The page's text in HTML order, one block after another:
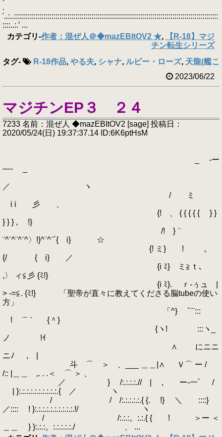
.
'..:..:::::::::::::::::::::::::::::::::::::::::::::::::::::::::::::::::::::::::::::::::::::::::::::::::::::::
::::..:.′ ...
カテゴリ-作者：混ぜ人＠◆mazEBItOV2 ★,
【R-18】マジ
チン転生シリーズ
タグ- R-18作品, やる夫, シャナ, ルビー・ローズ, 天龍(艦こ
2023/06/22
マジチンEP３ ２４
7233 名前：混ぜ人 ◆mazEBItOV2 [sage] 投稿日：
2020/05/24(日) 19:37:37.14 ID:6K6ptHsM
_ -ー
―- _
／ ヽ
/ ミ
i i 彡 、
{! 、 { { { { { } }
} } } , !}
/! }｀
¨^¨^¨^¨^〉!}^¨^¨´{ i} ☆
{! ミ} ! 。
{/ { i} ／
{i ﾐ} ミ≧ｔ､
,〉 ィ≦彡 {ﾐ!}
{i ﾐ}. ｒ‐ぅュ |
> -=≦. {ﾐ!} 「聖帝が直々に教えてくださる脳tubeの使い
方」
「^} ´¨¨:::
! ¨¨｀ {＾}
{ヽ! :::ヽ_
ノ !ｲ
ゝ∧ にニニ
ニﾉ , |
斗 ⌒ ＞ 、___ ＿＿|∧ Ｖ⌒ ー /
/:: |＿＿ ,. . .＜ ⌒ ＞ 、
／ } /:.:.:.:.// | , ー-一´ /
| }:.:.:.:.:.:.:.:.:.:.{ ／ ヽ
/ / /:.:.:.:.:.{ {. !} ＼ ::::}
／:::: ! }:.:.:.:.:.:.:.:.:.:.!/ ヽ
/ /:.:.:。:.:.{ { ! ＞ー ＜
＿＿ } }:.:.:。:.:.:.:.:./ 、 ...